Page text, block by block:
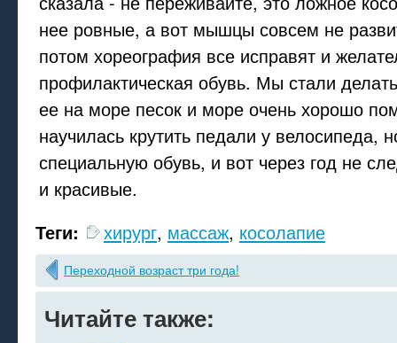
нее ровные, а вот мышцы совсем не
потом хореография все исправят и
профилактическая обувь. Мы стали
ее на море песок и море очень хорошо
научилась крутить педали у велосипеда,
специальную обувь, и вот через год не
и красивые.
Теги:
хирург, массаж, косолапие
Переходной возраст три года!
Читайте также: